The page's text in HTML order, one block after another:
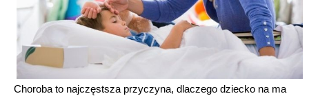
Choroba to najczęstsza przyczyna, dlaczego dziecko na ma